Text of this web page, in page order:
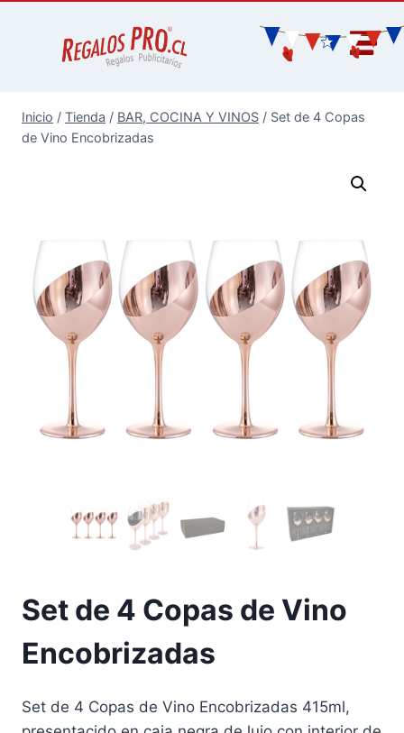
Inicio / Tienda / BAR, COCINA Y VINOS / Set de 4 Copas
de Vino Encobrizadas
Set de 4 Copas de Vino
Encobrizadas
Set de 4 Copas de Vino Encobrizadas 415ml,